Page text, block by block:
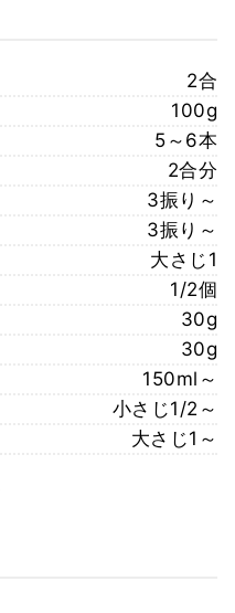
2合
100g
5～6本
2合分
3振り～
3振り～
大さじ1
1/2個
30g
30g
150ml～
小さじ1/2～
大さじ1～